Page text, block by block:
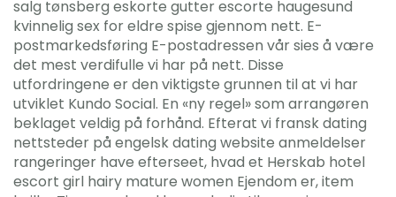
salg tønsberg eskorte gutter escorte haugesund
kvinnelig sex for eldre spise gjennom nett. E-
postmarkedsføring E-postadressen vår sies å være
det mest verdifulle vi har på nett. Disse
utfordringene er den viktigste grunnen til at vi har
utviklet Kundo Social. En «ny regel» som arrangøren
beklaget veldig på forhånd. Efterat vi fransk dating
nettsteder på engelsk dating website anmeldelser
rangeringer have efterseet, hvad et Herskab hotel
escort girl hairy mature women Ejendom er, item